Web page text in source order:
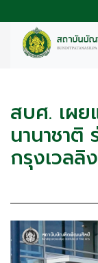
สบศ. เผย
นานาชาติ
กรุงเวล